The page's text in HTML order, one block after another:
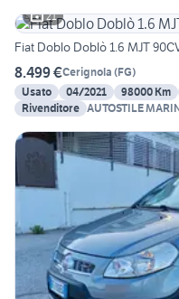
21
Fiat Doblo Doblò 1.6 MJT
8.499 €Cerignola (FG)
Usato
04/2021 98000 Km
Rivenditore AUTOSTILE